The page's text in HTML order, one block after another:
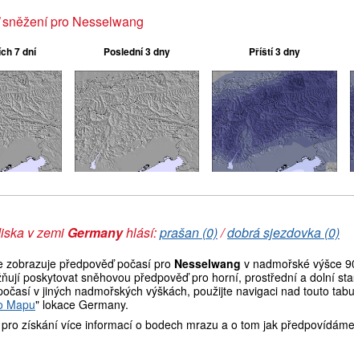
pro Nesselwang
7 dní Poslední 3 dny Příští 3 dny
v zemi Germanyhlásí:prašan (0)/dobrá sjezdovka (0)
zobrazuje předpověď počasí pro Nesselwang v nadmořské výšce
poskytovat sněhovou předpověď pro horní, prostřední a dolní
v jiných nadmořských výškách, použijte navigaci nad touto
Mapu" lokace Germany.
pro získání více informací o bodech mrazu a o tom jak